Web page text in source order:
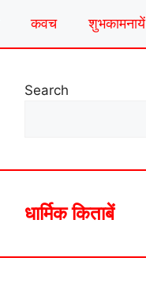
कवच शुभकामनायें
Search
धार्मिक किताबें